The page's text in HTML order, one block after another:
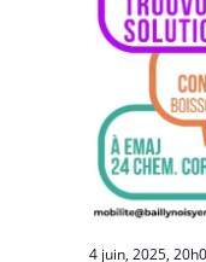
4 juin, 2025,